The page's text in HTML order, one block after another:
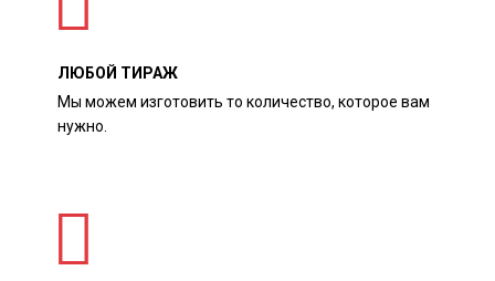
ЛЮБОЙ ТИРАЖ
Мы можем изготовить то количество, которое вам
нужно.